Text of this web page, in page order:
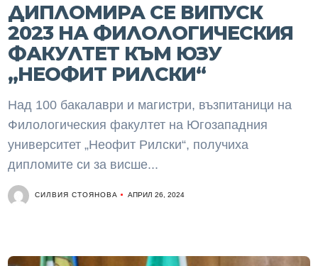
ДИПЛОМИРА СЕ ВИПУСК
2023 НА ФИЛОЛОГИЧЕСКИЯ
ФАКУЛТЕТ КЪМ ЮЗУ
„НЕОФИТ РИЛСКИ“
Над 100 бакалаври и магистри, възпитаници на
Филологическия факултет на Югозападния
университет „Неофит Рилски“, получиха
дипломите си за висше...
СИЛВИЯ СТОЯНОВА АПРИЛ 26, 2024